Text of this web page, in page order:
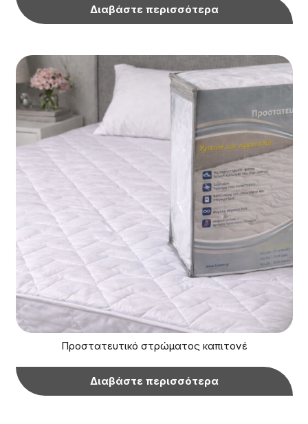
Διαβάστε περισσότερα
Προστατευτικό στρώματος καπιτονέ
Διαβάστε περισσότερα